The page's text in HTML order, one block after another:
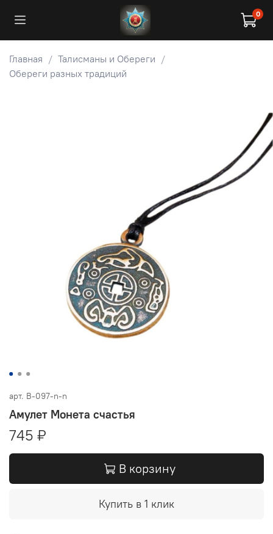
0
Главная
Талисманы и Обереги
Обереги разных традиций
арт. В-097-n-n
Амулет Монета счастья
745 ₽
В корзину
Купить в 1 клик